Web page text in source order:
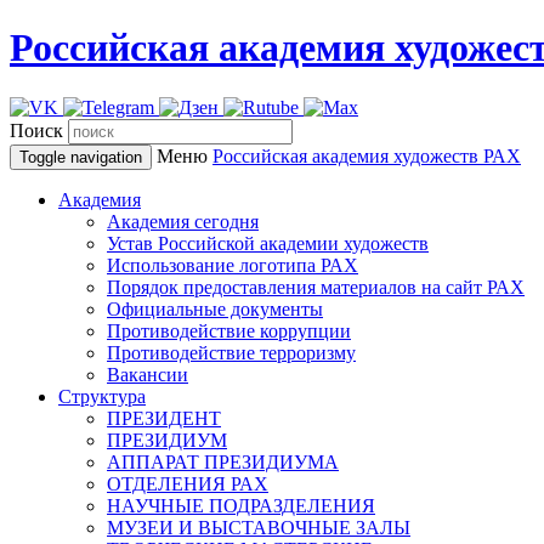
Российская академия
Поиск
Toggle navigation Меню Российская академия художеств РАХ
Академия
Академия сегодня
Устав Российской академии художеств
Использование логотипа РАХ
Порядок предоставления материалов на сайт РАХ
Официальные документы
Противодействие коррупции
Противодействие терроризму
Вакансии
Структура
ПРЕЗИДЕНТ
ПРЕЗИДИУМ
АППАРАТ ПРЕЗИДИУМА
ОТДЕЛЕНИЯ РАХ
НАУЧНЫЕ ПОДРАЗДЕЛЕНИЯ
МУЗЕИ И ВЫСТАВОЧНЫЕ ЗАЛЫ